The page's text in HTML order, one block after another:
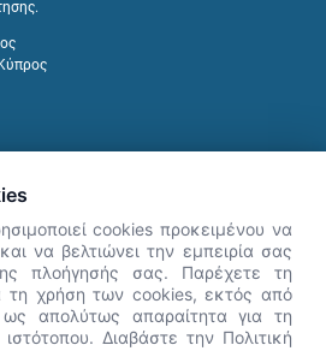
ήρθες! Είμαι η Νόησις.
μου πώς μπορώ να σε βοηθήσω
cookies προκειμένου να
να βελτιώνει την εμπειρία σας
πλοήγησής σας. Παρέχετε τη
τη χρήση των cookies, εκτός από
απολύτως απαραίτητα για τη
Διαβάστε την Πολιτική